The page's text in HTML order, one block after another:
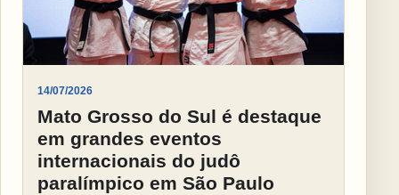
14/07/2026
Mato Grosso do Sul é destaque
em grandes eventos
internacionais do judô
paralímpico em São Paulo